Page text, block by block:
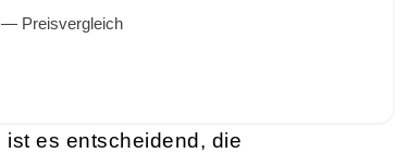
— Preisvergleich
es entscheidend, die